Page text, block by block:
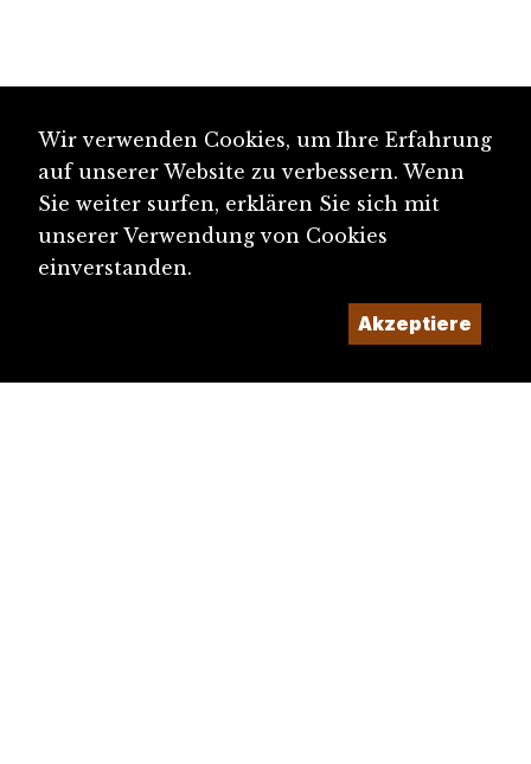
Wir verwenden Cookies, um Ihre Erfahrung
auf unserer Website zu verbessern. Wenn
Sie weiter surfen, erklären Sie sich mit
unserer Verwendung von Cookies
einverstanden.
Akzeptiere